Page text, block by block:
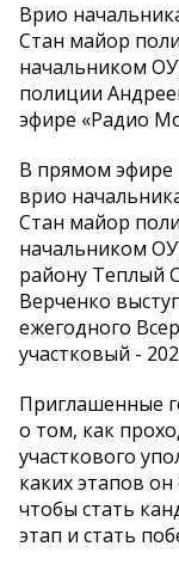
Врио
Стан майор
начальником
полиции
эфире «Радио
В прямом эфире
врио
Стан майор
начальником
району Теплый
Верченко
ежегодного
участковый -
Приглашенные
о том, как
участкового
каких этапов
чтобы стать
этап и стать